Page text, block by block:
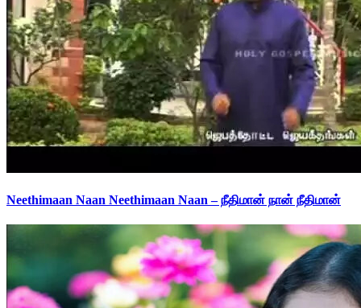
Neethimaan Naan Neethimaan Naan – நீதிமான் நான் நீதிமான்